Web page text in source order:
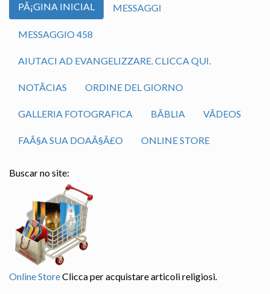
PÃ¡GINA INICIAL MESSAGGI
MESSAGGIO 458
AIUTACI AD EVANGELIZZARE. CLICCA QUI.
NOTÃ­CIAS ORDINE DEL GIORNO
GALLERIA FOTOGRAFICA BÃ­BLIA VÃ­DEOS
FAÃ§A SUA DOAÃ§Ã£O ONLINE STORE
Buscar no site:
Online StoreClicca per acquistare articoli religiosi.